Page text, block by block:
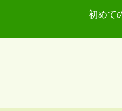
初めて